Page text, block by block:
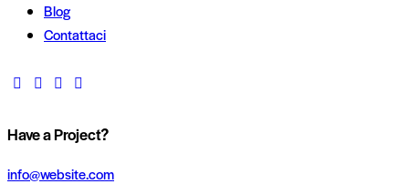
Blog
Contattaci
Have a Project?
info@website.com